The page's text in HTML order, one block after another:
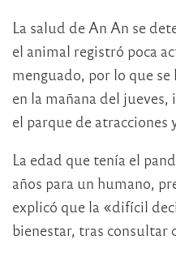
La salud de An An se
el animal registró poca
menguado, por lo que
en la mañana del
el parque de atracciones
La edad que tenía el
años para un humano,
explicó que la «difícil
bienestar, tras consultar